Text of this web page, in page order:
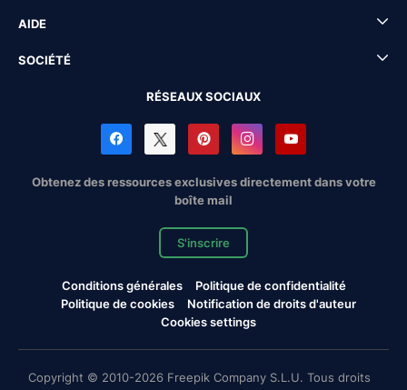
AIDE
SOCIÉTÉ
RÉSEAUX SOCIAUX
Obtenez des ressources exclusives directement dans votre
boîte mail
S'inscrire
Conditions générales
Politique de confidentialité
Politique de cookies
Notification de droits d'auteur
Cookies settings
Copyright © 2010-2026 Freepik Company S.L.U. Tous droits